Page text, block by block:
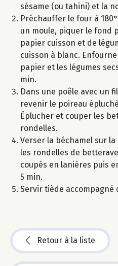
sésame (ou tahini) et la
Préchauffer le four à
un moule, piquer le fond
papier cuisson et de
cuisson à blanc.
papier et les légumes
min.
Dans une poêle avec un
revenir le poireau
Éplucher et couper les
rondelles.
Verser la béchamel sur
les rondelles de
coupés en lanières puis
5 min.
Servir tiède accompagné
Retour à la liste